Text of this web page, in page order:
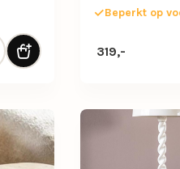
L – Zwart Ø70 cm
Beperkt op
319,-